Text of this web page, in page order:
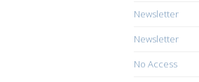
Newsletter
Newsletter
No Access